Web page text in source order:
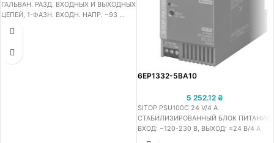
ГАЛЬВАН. РАЗД. ВХОДНЫХ И ВЫХОДНЫХ
ЦЕПЕЙ, 1-ФАЗН. ВХОДН. НАПР. ~93 …
=24 В/ 10 A, ЗАЩИТА НАГРУЗКИ ОТ
6EP1332-5BA10
5 252.12 ₴
SITOP PSU100C 24 V/4 A
СТАБИЛИЗИРОВАННЫЙ БЛОК ПИТАНИЯ,
ВХОД: ~120-230 В, ВЫХОД: =24 В/4 A